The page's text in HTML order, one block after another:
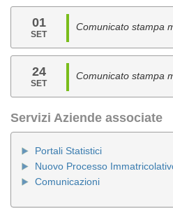
01
SET
Comunicato stampa
24
SET
Comunicato stampa
Servizi Aziende associate
Portali Statistici
Nuovo Processo
Comunicazioni